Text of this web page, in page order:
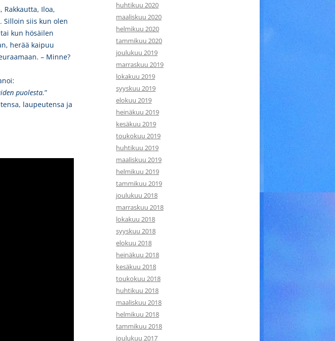
Rakkautta, Iloa,
Silloin siis kun olen
kun hösäilen
herää kaipuu
– Minne?
puolesta.”
laupeutensa ja
huhtikuu 2020
maaliskuu 2020
helmikuu 2020
tammikuu 2020
joulukuu 2019
marraskuu 2019
lokakuu 2019
syyskuu 2019
elokuu 2019
heinäkuu 2019
kesäkuu 2019
toukokuu 2019
huhtikuu 2019
maaliskuu 2019
helmikuu 2019
tammikuu 2019
joulukuu 2018
marraskuu 2018
lokakuu 2018
syyskuu 2018
elokuu 2018
heinäkuu 2018
kesäkuu 2018
toukokuu 2018
huhtikuu 2018
maaliskuu 2018
helmikuu 2018
tammikuu 2018
joulukuu 2017